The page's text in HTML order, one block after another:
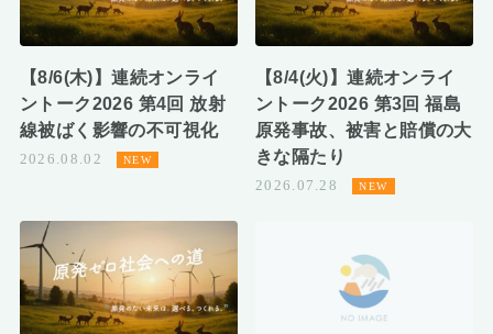
【8/6(木)】連続オンライ
ントーク2026 第4回 放射
線被ばく影響の不可視化
2026.08.02
【8/4(火)】連続オンライ
ントーク2026 第3回 福島
原発事故、被害と賠償の大
きな隔たり
2026.07.28